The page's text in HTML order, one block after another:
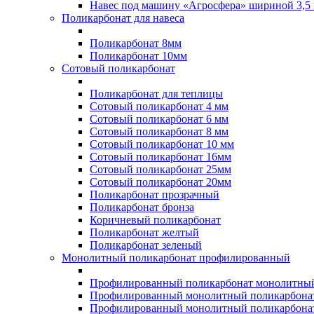
Навес под машину «Агросфера» шириной 3,5
Поликарбонат для навеса
Поликарбонат 8мм
Поликарбонат 10мм
Сотовый поликарбонат
Поликарбонат для теплицы
Сотовый поликарбонат 4 мм
Сотовый поликарбонат 6 мм
Сотовый поликарбонат 8 мм
Сотовый поликарбонат 10 мм
Сотовый поликарбонат 16мм
Сотовый поликарбонат 25мм
Сотовый поликарбонат 20мм
Поликарбонат прозрачный
Поликарбонат бронза
Коричневый поликарбонат
Поликарбонат желтый
Поликарбонат зеленый
Монолитный поликарбонат профилированный
Профилированный поликарбонат
Профилированный монолитный
Профилированный монолитный